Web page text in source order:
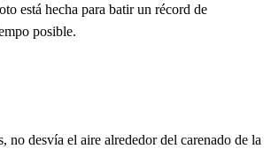
está hecha para batir un récord de
posible.
no desvía el aire alrededor del carenado de la